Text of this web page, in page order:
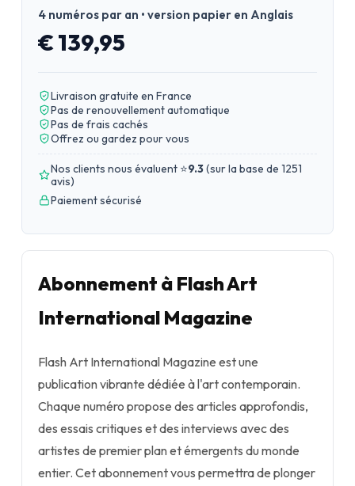
4 numéros par an • version papier en Anglais
€ 139,95
Livraison gratuite en France
Pas de renouvellement automatique
Pas de frais cachés
Offrez ou gardez pour vous
Nos clients nous évaluent ⭐9.3(sur la base de 1251
avis)
Paiement sécurisé
Abonnement à Flash Art
International Magazine
Flash Art International Magazine est une
publication vibrante dédiée à l'art contemporain.
Chaque numéro propose des articles approfondis,
des essais critiques et des interviews avec des
artistes de premier plan et émergents du monde
entier. Cet abonnement vous permettra de plonger